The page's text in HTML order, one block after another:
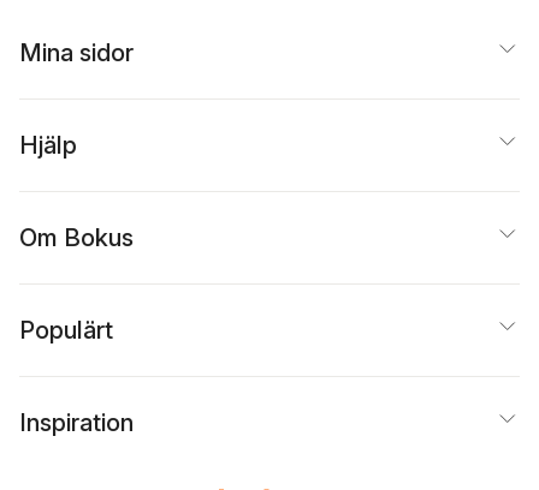
Mina sidor
Hjälp
Om Bokus
Populärt
Inspiration